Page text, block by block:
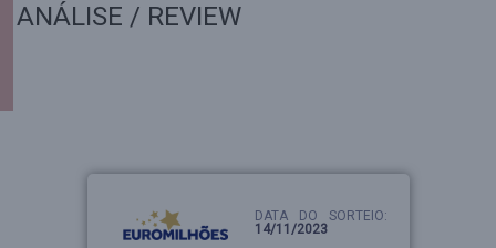
ANÁLISE / REVIEW
DATA DO SORTEIO:
14/11/2023